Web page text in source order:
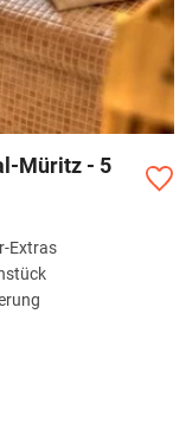
Müritz - 5
Extras